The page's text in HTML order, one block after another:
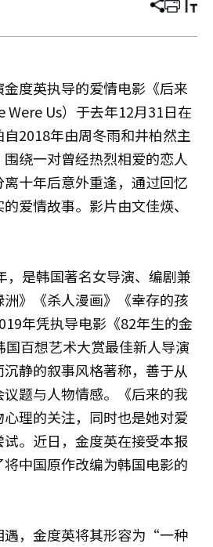
分
章
打 调
小
金度英执导的爱情电影《后来
Were Us）于去年12月31日在
2018年由周冬雨和井柏然主
绕一对曾经热烈相爱的恋人
十年后意外重逢，通过回忆
爱情故事。影片由文佳煐、
，是韩国著名女导演、编剧兼
》《杀人漫画》《幸存的孩
年凭执导电影《82年生的金
百想艺术大赏最佳新人导演
静的叙事风格著称，善于从
题与人物情感。《后来的我
理的关注，同时也是她对爱
。近日，金度英在接受本报
中国原作改编为韩国电影的
遇，金度英将其形容为“一种